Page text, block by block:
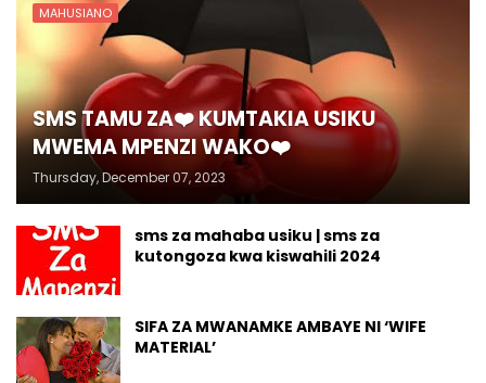
MAHUSIANO
SMS TAMU ZA❤️ KUMTAKIA USIKU
MWEMA MPENZI WAKO❤️
Thursday, December 07, 2023
sms za mahaba usiku | sms za
kutongoza kwa kiswahili 2024
SIFA ZA MWANAMKE AMBAYE NI ‘WIFE
MATERIAL’